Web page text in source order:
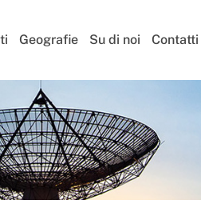
Geografie Su di noi Contatti